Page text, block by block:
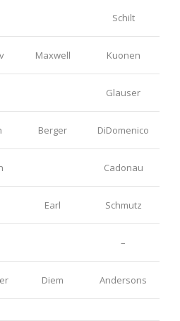
Schilt
Maxwell Kuonen
Glauser
Berger DiDomenico
Cadonau
Earl Schmutz
–
Diem Andersons